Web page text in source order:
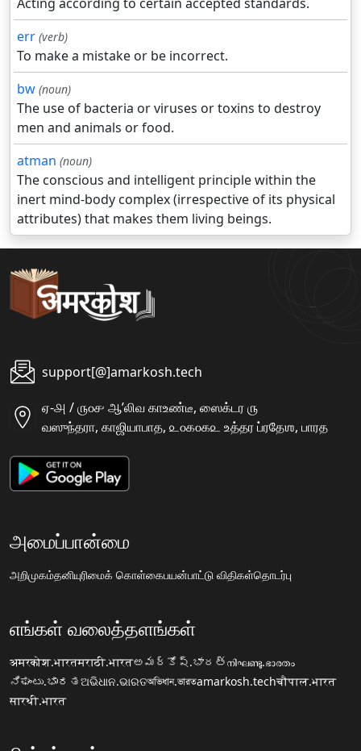
Acting according to certain accepted standards.
err (verb)
To make a mistake or be incorrect.
bw (noun)
The use of bacteria or viruses or toxins to destroy
men and animals or food.
atman (noun)
The conscious and intelligent principle within the
inert mind-body complex (irrespective of its physical
attributes) that makes them living beings.
support[@]amarkosh.tech
ஏ-௮ / ௫௦௪ ஆʼலிவ காஉண்டீ, ஸைக்டர ௫
வஸுந்தரா, காஜியாபாத, ௨௦௧௦௧௨ உத்தர ப்ரதேஶ, பாரத
அமைப்பான்மை
அறிமுகம்தனியுரிமைக் கொள்கைபயன்பாட்டு விதிகள்தொடர்பு
எங்கள் வலைத்தளங்கள்
अमरकोश.भारतमराठी.भारतఅమర్కోష్.భారత్നിഘണ്ടു.ഭാരതം
ನಿಘಂಟು.ಭಾರತଅଭିଧାନ.ଭାରତঅভিধান.ভারতamarkosh.techचौपाल.भारत
सारथी.भारत